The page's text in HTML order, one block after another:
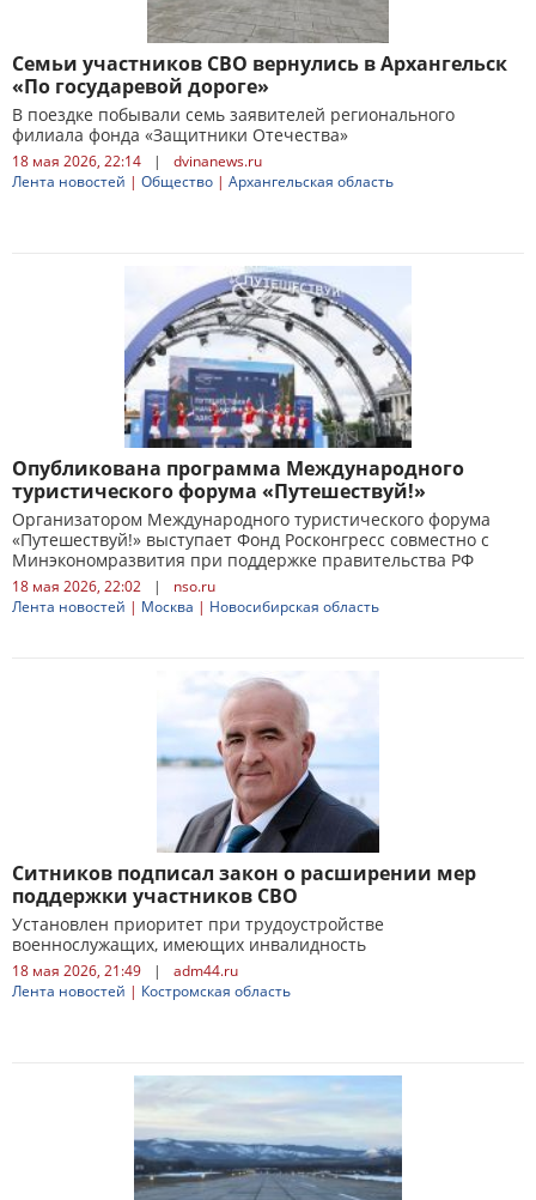
Семьи участников СВО вернулись в Архангельск
«По государевой дороге»
В поездке побывали семь заявителей регионального
филиала фонда «Защитники Отечества»
18 мая 2026, 22:14 |
dvinanews.ru
Лента новостей | Общество | Архангельская область
Опубликована программа Международного
туристического форума «Путешествуй!»
Организатором Международного туристического форума
«Путешествуй!» выступает Фонд Росконгресс совместно с
Минэкономразвития при поддержке правительства РФ
18 мая 2026, 22:02 |
nso.ru
Лента новостей | Москва | Новосибирская область
Ситников подписал закон о расширении мер
поддержки участников СВО
Установлен приоритет при трудоустройстве
военнослужащих, имеющих инвалидность
18 мая 2026, 21:49 |
adm44.ru
Лента новостей | Костромская область